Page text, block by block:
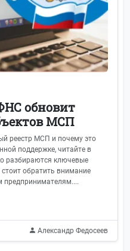
обновит
МСП
реестр МСП и почему это
поддержке, читайте в
разбираются ключевые
обратить внимание
предпринимателям....
Александр Федосеев